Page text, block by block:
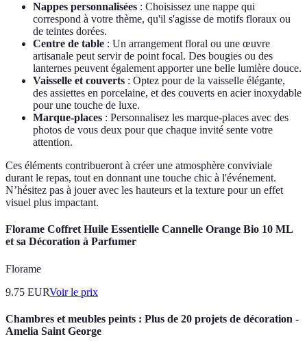
Nappes personnalisées : Choisissez une nappe qui
correspond à votre thème, qu'il s'agisse de motifs floraux ou
de teintes dorées.
Centre de table : Un arrangement floral ou une œuvre
artisanale peut servir de point focal. Des bougies ou des
lanternes peuvent également apporter une belle lumière douce.
Vaisselle et couverts : Optez pour de la vaisselle élégante,
des assiettes en porcelaine, et des couverts en acier inoxydable
pour une touche de luxe.
Marque-places : Personnalisez les marque-places avec des
photos de vous deux pour que chaque invité sente votre
attention.
Ces éléments contribueront à créer une atmosphère conviviale
durant le repas, tout en donnant une touche chic à l'événement.
N’hésitez pas à jouer avec les hauteurs et la texture pour un effet
visuel plus impactant.
Florame Coffret Huile Essentielle Cannelle Orange Bio 10 ML
et sa Décoration à Parfumer
Florame
9.75 EURVoir le prix
Chambres et meubles peints : Plus de 20 projets de décoration -
Amelia Saint George